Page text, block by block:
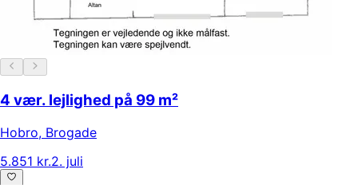
4 vær. lejlighed på 99 m²
Hobro, Brogade
5.851 kr.2. juli